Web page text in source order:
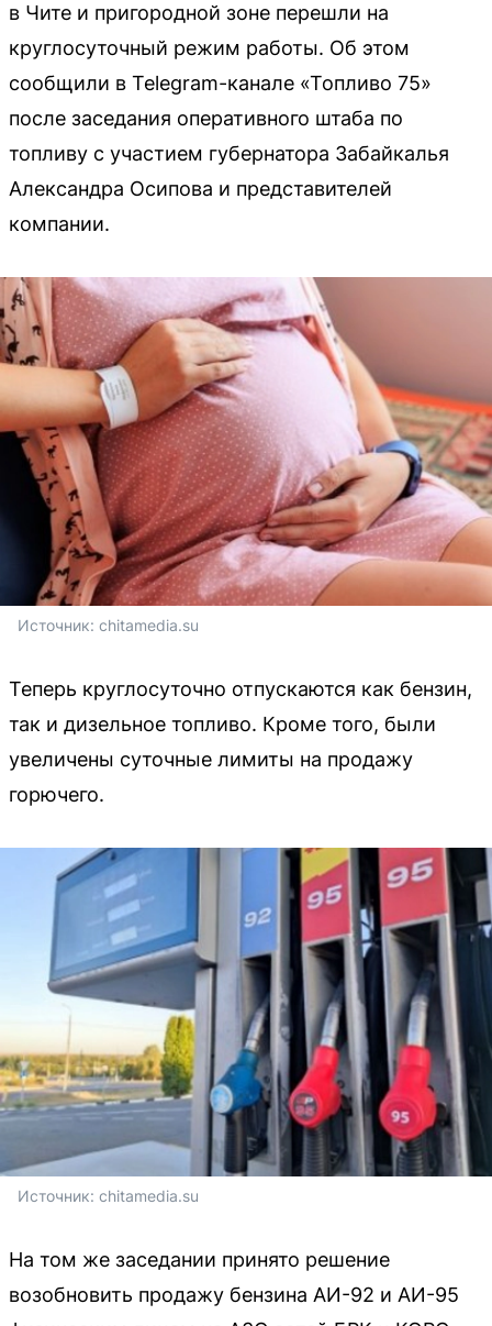
в Чите и пригородной зоне перешли на
круглосуточный режим работы. Об этом
сообщили в Telegram-канале «Топливо 75»
после заседания оперативного штаба по
топливу с участием губернатора Забайкалья
Александра Осипова и представителей
компании.
Источник: chitamedia.su
Теперь круглосуточно отпускаются как бензин,
так и дизельное топливо. Кроме того, были
увеличены суточные лимиты на продажу
горючего.
Источник: chitamedia.su
На том же заседании принято решение
возобновить продажу бензина АИ-92 и АИ-95